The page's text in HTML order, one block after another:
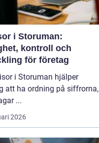
i Storuman:
kontroll och
för företag
i Storuman hjälper
att ha ordning på siffrorna,
...
2026